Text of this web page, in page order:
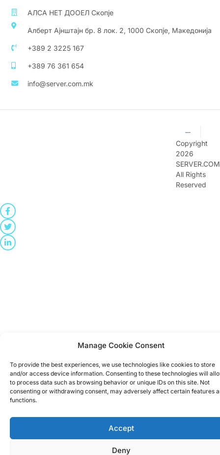
Manage Cookie Consent
To provide the best experiences, we use technologies like cookies to store
and/or access device information. Consenting to these technologies will
to process data such as browsing behavior or unique IDs on this site. Not
consenting or withdrawing consent, may adversely affect certain features
functions.
Accept
Deny
АЛСА НЕТ ДООЕЛ Скопје
Алберт Ајнштајн бр. 8 лок. 2, 1000 Скопје, Македонија
+389 2 3225 167
+389 76 361 654
info@server.com.mk
Copyright
2026
All Rights
Reserved